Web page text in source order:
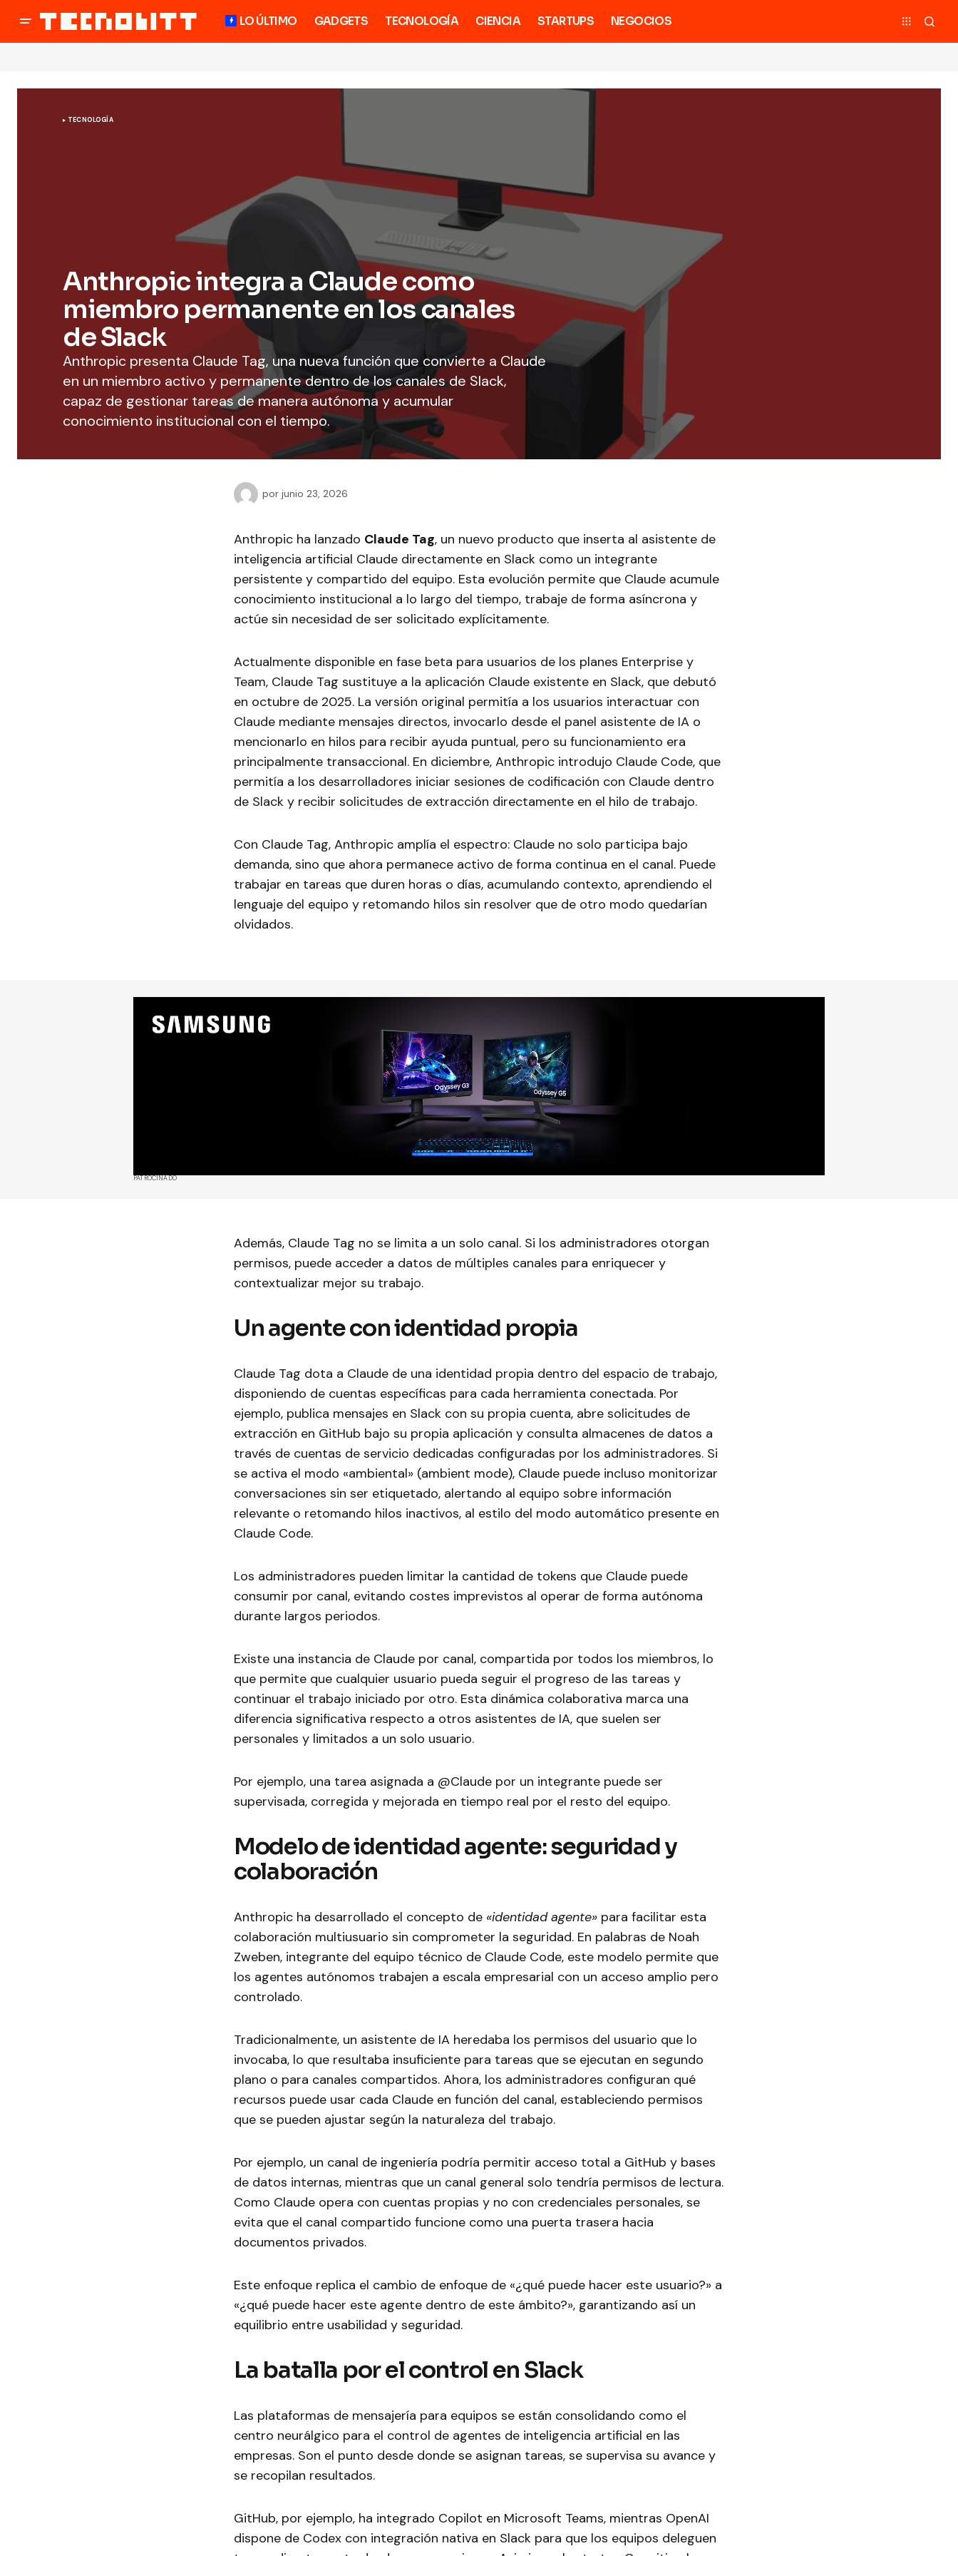
LO ÚLTIMO GADGETS TECNOLOGÍA CIENCIA STARTUPS NEGOCIOS
TECNOLOGÍA
Anthropic integra a Claude como
miembro permanente en los canales
de Slack
Anthropic presenta Claude Tag, una nueva función que convierte a Claude
en un miembro activo y permanente dentro de los canales de Slack,
capaz de gestionar tareas de manera autónoma y acumular
conocimiento institucional con el tiempo.
por junio 23, 2026
Anthropic ha lanzado Claude Tag, un nuevo producto que inserta al asistente de
inteligencia artificial Claude directamente en Slack como un integrante
persistente y compartido del equipo. Esta evolución permite que Claude acumule
conocimiento institucional a lo largo del tiempo, trabaje de forma asíncrona y
actúe sin necesidad de ser solicitado explícitamente.
Actualmente disponible en fase beta para usuarios de los planes Enterprise y
Team, Claude Tag sustituye a la aplicación Claude existente en Slack, que debutó
en octubre de 2025. La versión original permitía a los usuarios interactuar con
Claude mediante mensajes directos, invocarlo desde el panel asistente de IA o
mencionarlo en hilos para recibir ayuda puntual, pero su funcionamiento era
principalmente transaccional. En diciembre, Anthropic introdujo Claude Code, que
permitía a los desarrolladores iniciar sesiones de codificación con Claude dentro
de Slack y recibir solicitudes de extracción directamente en el hilo de trabajo.
Con Claude Tag, Anthropic amplía el espectro: Claude no solo participa bajo
demanda, sino que ahora permanece activo de forma continua en el canal. Puede
trabajar en tareas que duren horas o días, acumulando contexto, aprendiendo el
lenguaje del equipo y retomando hilos sin resolver que de otro modo quedarían
olvidados.
PATROCINADO
Además, Claude Tag no se limita a un solo canal. Si los administradores otorgan
permisos, puede acceder a datos de múltiples canales para enriquecer y
contextualizar mejor su trabajo.
Un agente con identidad propia
Claude Tag dota a Claude de una identidad propia dentro del espacio de trabajo,
disponiendo de cuentas específicas para cada herramienta conectada. Por
ejemplo, publica mensajes en Slack con su propia cuenta, abre solicitudes de
extracción en GitHub bajo su propia aplicación y consulta almacenes de datos a
través de cuentas de servicio dedicadas configuradas por los administradores. Si
se activa el modo «ambiental» (ambient mode), Claude puede incluso monitorizar
conversaciones sin ser etiquetado, alertando al equipo sobre información
relevante o retomando hilos inactivos, al estilo del modo automático presente en
Claude Code.
Los administradores pueden limitar la cantidad de tokens que Claude puede
consumir por canal, evitando costes imprevistos al operar de forma autónoma
durante largos periodos.
Existe una instancia de Claude por canal, compartida por todos los miembros, lo
que permite que cualquier usuario pueda seguir el progreso de las tareas y
continuar el trabajo iniciado por otro. Esta dinámica colaborativa marca una
diferencia significativa respecto a otros asistentes de IA, que suelen ser
personales y limitados a un solo usuario.
Por ejemplo, una tarea asignada a @Claude por un integrante puede ser
supervisada, corregida y mejorada en tiempo real por el resto del equipo.
Modelo de identidad agente: seguridad y
colaboración
Anthropic ha desarrollado el concepto de «identidad agente» para facilitar esta
colaboración multiusuario sin comprometer la seguridad. En palabras de Noah
Zweben, integrante del equipo técnico de Claude Code, este modelo permite que
los agentes autónomos trabajen a escala empresarial con un acceso amplio pero
controlado.
Tradicionalmente, un asistente de IA heredaba los permisos del usuario que lo
invocaba, lo que resultaba insuficiente para tareas que se ejecutan en segundo
plano o para canales compartidos. Ahora, los administradores configuran qué
recursos puede usar cada Claude en función del canal, estableciendo permisos
que se pueden ajustar según la naturaleza del trabajo.
Por ejemplo, un canal de ingeniería podría permitir acceso total a GitHub y bases
de datos internas, mientras que un canal general solo tendría permisos de lectura.
Como Claude opera con cuentas propias y no con credenciales personales, se
evita que el canal compartido funcione como una puerta trasera hacia
documentos privados.
Este enfoque replica el cambio de enfoque de «¿qué puede hacer este usuario?» a
«¿qué puede hacer este agente dentro de este ámbito?», garantizando así un
equilibrio entre usabilidad y seguridad.
La batalla por el control en Slack
Las plataformas de mensajería para equipos se están consolidando como el
centro neurálgico para el control de agentes de inteligencia artificial en las
empresas. Son el punto desde donde se asignan tareas, se supervisa su avance y
se recopilan resultados.
GitHub, por ejemplo, ha integrado Copilot en Microsoft Teams, mientras OpenAI
dispone de Codex con integración nativa en Slack para que los equipos deleguen